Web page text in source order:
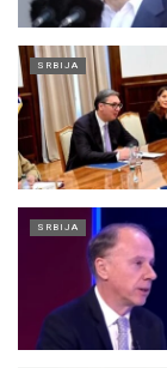
SRBIJA
SRBIJA